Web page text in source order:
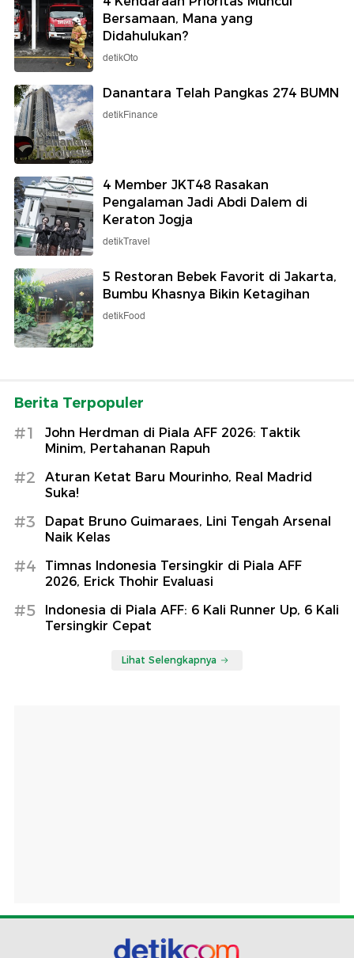
Bersamaan, Mana yang
Didahulukan?
detikOto
Danantara Telah Pangkas 274 BUMN
detikFinance
4 Member JKT48 Rasakan
Pengalaman Jadi Abdi Dalem di
Keraton Jogja
detikTravel
5 Restoran Bebek Favorit di Jakarta,
Bumbu Khasnya Bikin Ketagihan
detikFood
Berita Terpopuler
#1
John Herdman di Piala AFF 2026: Taktik
Minim, Pertahanan Rapuh
#2
Aturan Ketat Baru Mourinho, Real Madrid
Suka!
#3
Dapat Bruno Guimaraes, Lini Tengah Arsenal
Naik Kelas
#4
Timnas Indonesia Tersingkir di Piala AFF
2026, Erick Thohir Evaluasi
#5
Indonesia di Piala AFF: 6 Kali Runner Up, 6 Kali
Tersingkir Cepat
Lihat Selengkapnya